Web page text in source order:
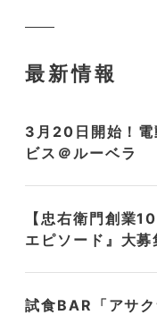
最新情報
3月20日開始！
ビス＠ルーベラ
【忠右衛門創業
エピソード』大募
試食BAR「アサ